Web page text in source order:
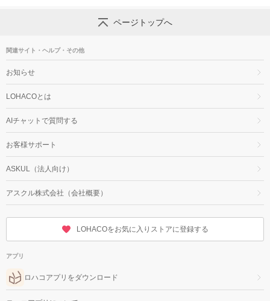
ページトップへ
関連サイト・ヘルプ・その他
お知らせ
LOHACOとは
AIチャットで質問する
お客様サポート
ASKUL（法人向け）
アスクル株式会社（会社概要）
LOHACOをお気に入りストアに登録する
アプリ
ロハコアプリをダウンロード